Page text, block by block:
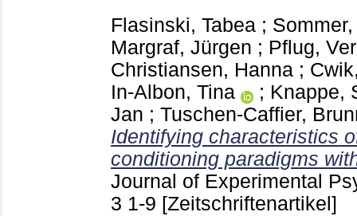
Flasinski, Tabea ;
Margraf, Jürgen ; Pflug,
Christiansen, Hanna ;
In-Albon, Tina
; Knappe,
Jan ; Tuschen-Caffier,
Identifying characteristics
conditioning paradigms
Journal of Experimental
3 1-9 [Zeitschriftenartikel]